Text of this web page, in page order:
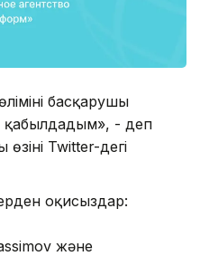
басқарушы
қабылдадым», - деп
Twitter-дегі
оқисыздар:
және